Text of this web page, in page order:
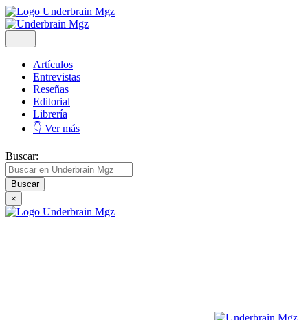
Artículos
Entrevistas
Reseñas
Editorial
Librería
👇 Ver más
Buscar:
×